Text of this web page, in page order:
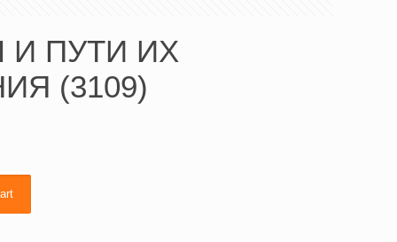
И ПУТИ ИХ
(3109)